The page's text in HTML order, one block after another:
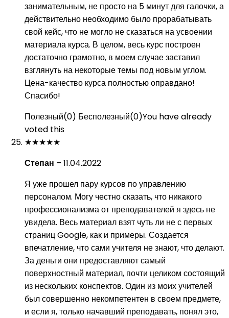
занимательным, не просто на 5 минут для галочки, а
действительно необходимо было прорабатывать
свой кейс, что не могло не сказаться на усвоении
материала курса. В целом, весь курс построен
достаточно грамотно, в моем случае заставил
взглянуть на некоторые темы под новым углом.
Цена-качество курса полностью оправдано!
Спасибо!
Полезный(0) Бесполезный(0)You have already
voted this
★★★★★
Степан – 11.04.2022
Я уже прошел пару курсов по управлению
персоналом. Могу честно сказать, что никакого
профессионализма от преподавателей я здесь не
увидела. Весь материал взят чуть ли не с первых
страниц Google, как и примеры. Создается
впечатление, что сами учителя не знают, что делают.
За деньги они предоставляют самый
поверхностный материал, почти целиком состоящий
из нескольких конспектов. Один из моих учителей
был совершенно некомпетентен в своем предмете,
и если я, только начавший преподавать, понял это,